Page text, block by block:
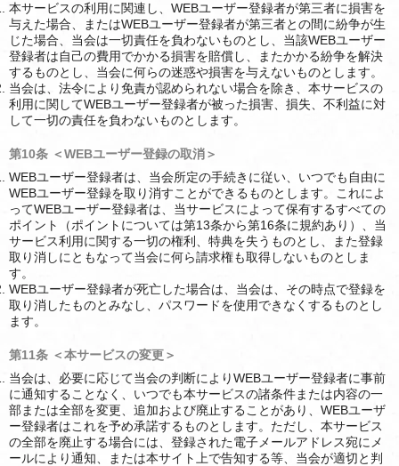
本サービスの利用に関連し、WEBユーザー登録者が第三者に損害を
与えた場合、またはWEBユーザー登録者が第三者との間に紛争が生
じた場合、当会は一切責任を負わないものとし、当該WEBユーザー
登録者は自己の費用でかかる損害を賠償し、またかかる紛争を解決
するものとし、当会に何らの迷惑や損害を与えないものとします。
当会は、法令により免責が認められない場合を除き、本サービスの
利用に関してWEBユーザー登録者が被った損害、損失、不利益に対
して一切の責任を負わないものとします。
第10条 ＜WEBユーザー登録の取消＞
WEBユーザー登録者は、当会所定の手続きに従い、いつでも自由に
WEBユーザー登録を取り消すことができるものとします。これによ
ってWEBユーザー登録者は、当サービスによって保有するすべての
ポイント（ポイントについては第13条から第16条に規約あり）、当
サービス利用に関する一切の権利、特典を失うものとし、また登録
取り消しにともなって当会に何ら請求権も取得しないものとしま
す。
WEBユーザー登録者が死亡した場合は、当会は、その時点で登録を
取り消したものとみなし、パスワードを使用できなくするものとし
ます。
第11条 ＜本サービスの変更＞
当会は、必要に応じて当会の判断によりWEBユーザー登録者に事前
に通知することなく、いつでも本サービスの諸条件または内容の一
部または全部を変更、追加および廃止することがあり、WEBユーザ
ー登録者はこれを予め承諾するものとします。ただし、本サービス
の全部を廃止する場合には、登録された電子メールアドレス宛にメ
ールにより通知、または本サイト上で告知する等、当会が適切と判